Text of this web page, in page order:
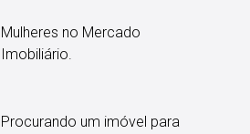
Mulheres no Mercado
Imobiliário.
Procurando um imóvel para